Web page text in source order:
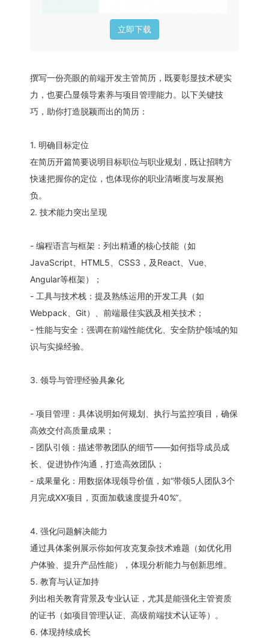
立即下载
撰写一份亮眼的前端开发主管简历，既要彰显技术硬实
力，也要凸显领导素养与项目管理能力。以下关键技
巧，助你打造脱颖而出的简历：
1. 明确目标定位
在简历开篇简要说明目标职位与职业规划，既让招聘方
快速把握你的定位，也体现你的职业清晰度与发展抱
负。
2. 技术能力突出呈现
- 编程语言与框架：列出精通的核心技能（如
JavaScript、HTML5、CSS3，及React、Vue、
Angular等框架）；
- 工具与技术栈：提及熟练运用的开发工具（如
Webpack、Git）、前端最佳实践及相关技术；
- 性能与安全：强调在前端性能优化、安全防护领域的知
识与实操经验。
3. 领导与管理经验具象化
- 项目管理：具体说明如何规划、执行与监控项目，确保
高效交付高质量成果；
- 团队引领：描述带教团队的细节——如何指导成员成
长、促进协作沟通，打造高效团队；
- 成果量化：用数据体现领导价值，如“带领5人团队3个
月完成XX项目，页面加载速度提升40%”。
4. 强化问题解决能力
通过具体案例展示你如何攻克复杂技术难题（如优化用
户体验、提升产品性能），体现分析能力与创新思维。
5. 教育与认证加持
列出相关教育背景及专业认证，尤其是能强化主管资质
的证书（如项目管理认证、高级前端技术认证等）。
6. 体现持续成长